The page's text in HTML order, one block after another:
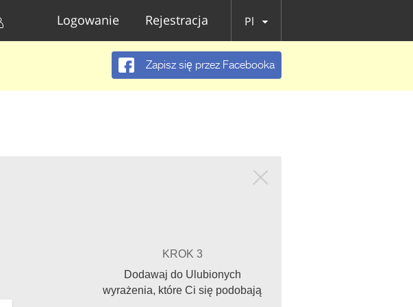
Logowanie Rejestracja Pl
Zapisz się przez Facebooka
KROK 3
Dodawaj do Ulubionych
wyrażenia, które Ci się podobają